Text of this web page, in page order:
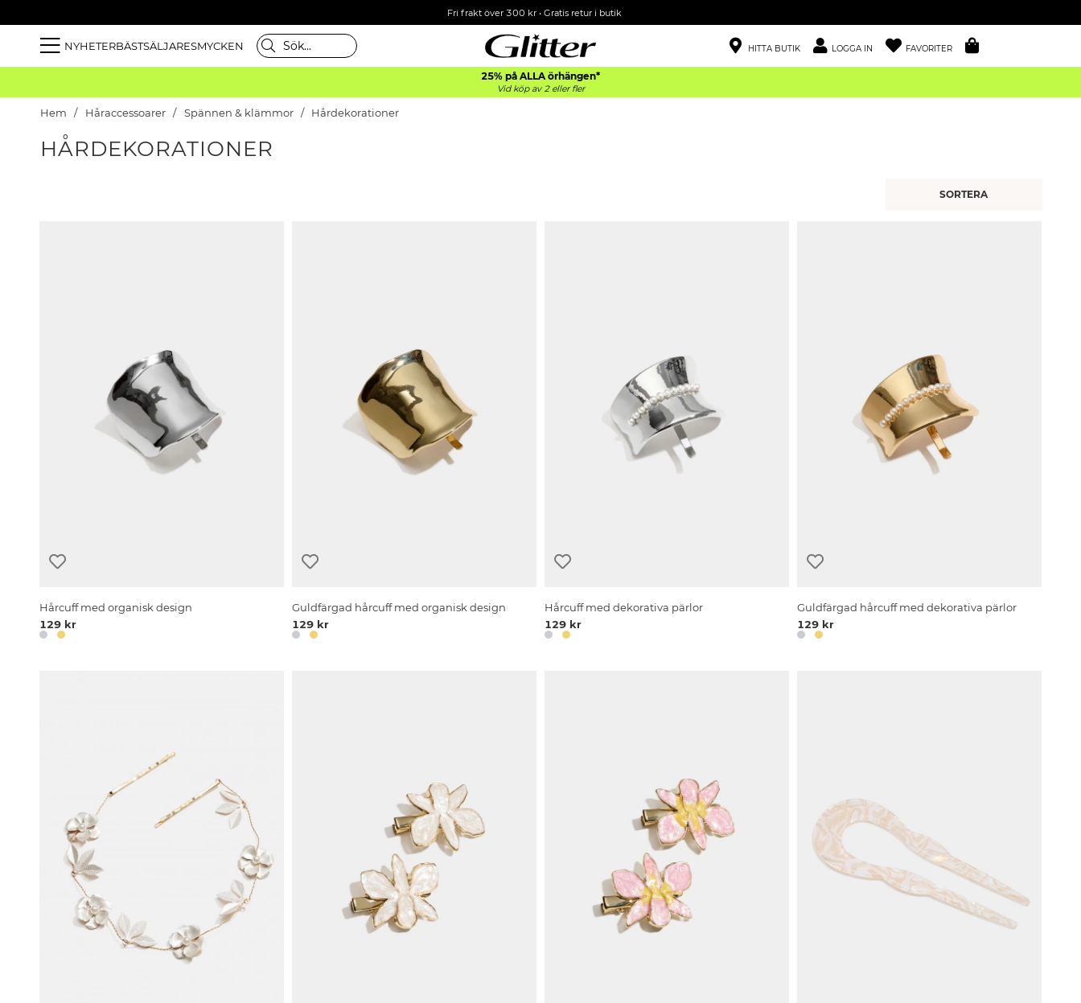
Fri frakt över 300 kr• Gratis retur i butik
NYHETERBÄSTSÄLJARESMYCKEN HITTA BUTIK LOGGA IN FAVORITER
25% på ALLA örhängen*
Vid köp av 2 eller fler
Hem Håraccessoarer Spännen & klämmor Hårdekorationer
HÅRDEKORATIONER
Hårcuff med organisk design
129 kr
Guldfärgad hårcuff med organisk design
129 kr
Hårcuff med dekorativa pärlor
129 kr
Guldfärgad hårcuff med dekorativa pärlor
129 kr